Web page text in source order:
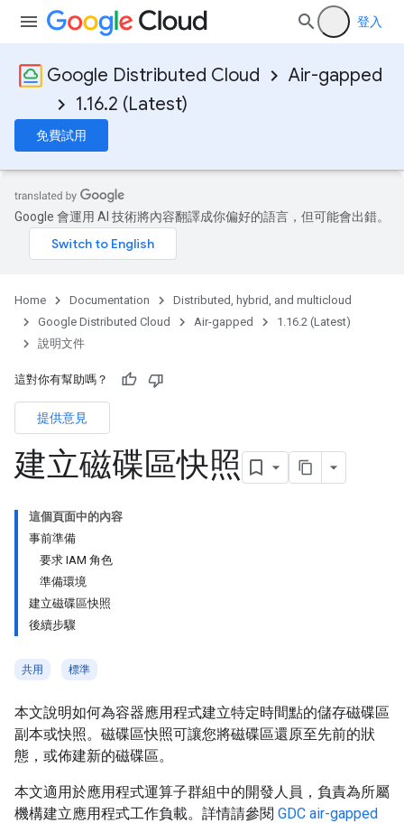
登入
Google Distributed Cloud
Air-gapped
1.16.2 (Latest)
免費試用
Google 會運用 AI 技術將內容翻譯成你偏好的語言，但可能會出錯。
Home Documentation
Distributed, hybrid, and multicloud
Google Distributed Cloud
Air-gapped
1.16.2 (Latest)
說明文件
這對你有幫助嗎？
提供意見
建立磁碟區快照
這個頁面中的內容
事前準備
要求 IAM 角色
準備環境
建立磁碟區快照
後續步驟
共用 標準
本文說明如何為容器應用程式建立特定時間點的儲存磁碟區
副本或快照。磁碟區快照可讓您將磁碟區還原至先前的狀
態，或佈建新的磁碟區。
本文適用於應用程式運算子群組中的開發人員，負責為所屬
機構建立應用程式工作負載。詳情請參閱 GDC air-gapped